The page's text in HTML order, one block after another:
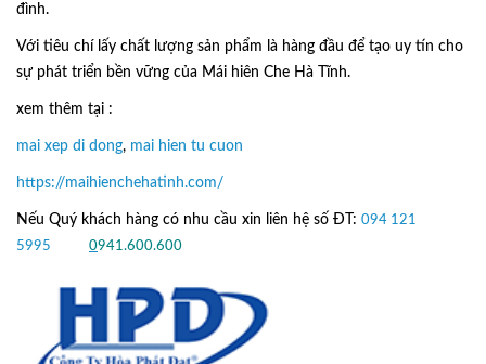
đình.
Với tiêu chí lấy chất lượng sản phẩm là hàng đầu để tạo uy tín cho
sự phát triển bền vững của Mái hiên Che Hà Tĩnh.
xem thêm tại :
mai xep di dong, mai hien tu cuon
https://maihienchehatinh.com/
Nếu Quý khách hàng có nhu cầu xin liên hệ số ĐT: 094 121
5995
0941.600.600